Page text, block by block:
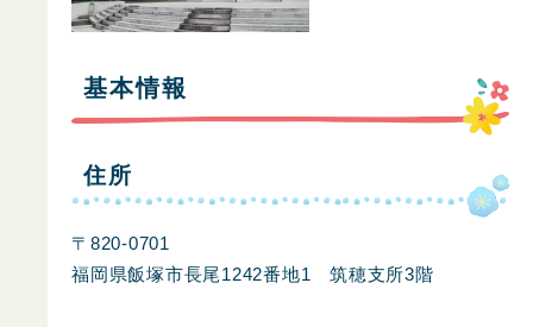
基本情報
住所
〒820-0701
福岡県飯塚市長尾1242番地1 筑穂支所3階